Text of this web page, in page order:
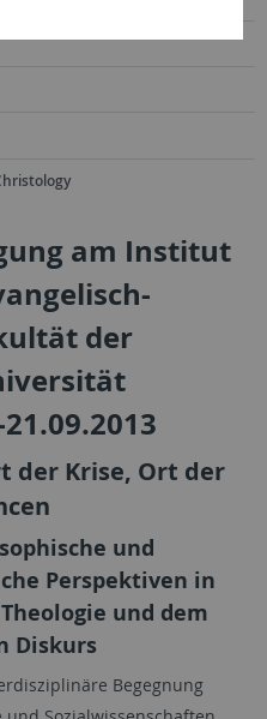
am Institut
der
der Krise, Ort der
und
Perspektiven in
und dem
Diskurs
Begegnung